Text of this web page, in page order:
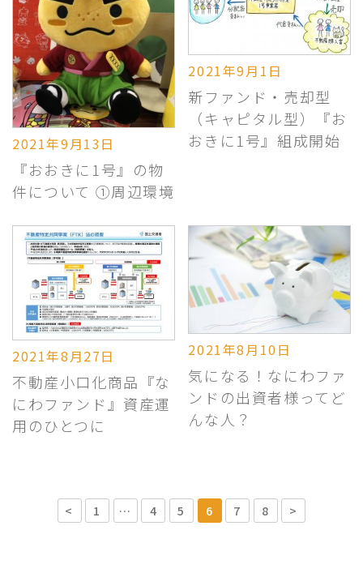
2021年9月13日
『おおきに1号』の物
件について ①周辺環境
2021年9月1日
新ファンド・売却型
（キャピタル型）『お
おきに1号』組成開始
2021年8月27日
不動産小口化商品『な
にわファンド』資産運
用のひとつに
2021年8月10日
気になる！なにわファ
ンドの出資者様ってど
んな人？
< 1 … 4 5 6 7 8 >